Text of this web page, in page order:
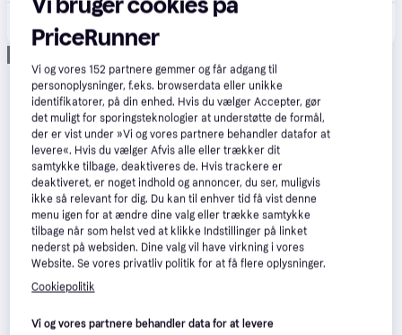
Solaray Magnesium Glycinate (120 kaps)
PriceRunner
Vi og vores152 partnere gemmer og får adgang til
personoplysninger, f.eks. browserdata eller unikke
identifikatorer, på din enhed. Hvis du vælger Accepter, gør
det muligt for sporingsteknologier at understøtte de formål,
der er vist under »Vi og vores partnere behandler datafor at
levere«. Hvis du vælger Afvis alle eller trækker dit
samtykke tilbage, deaktiveres de. Hvis trackere er
deaktiveret, er noget indhold og annoncer, du ser, muligvis
ikke så relevant for dig. Du kan til enhver tid få vist denne
menu igen for at ændre dine valg eller trække samtykke
tilbage når som helst ved at klikke Indstillinger på linket
nederst på websiden. Dine valg vil have virkning i vores
Website. Se vores privatliv politik for at få flere oplysninger.
Cookiepolitik
Vi og vores partnere behandler data for at levere